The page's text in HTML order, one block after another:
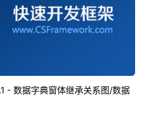
- 数据字典窗体继承关系图/数据